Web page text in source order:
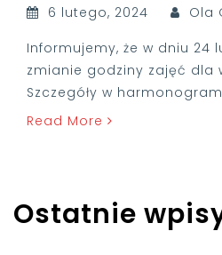
6 lutego, 2024
Ola
Informujemy, że w dniu 24
zmianie godziny zajęć dla
Szczegóły w
Read More
Ostatnie